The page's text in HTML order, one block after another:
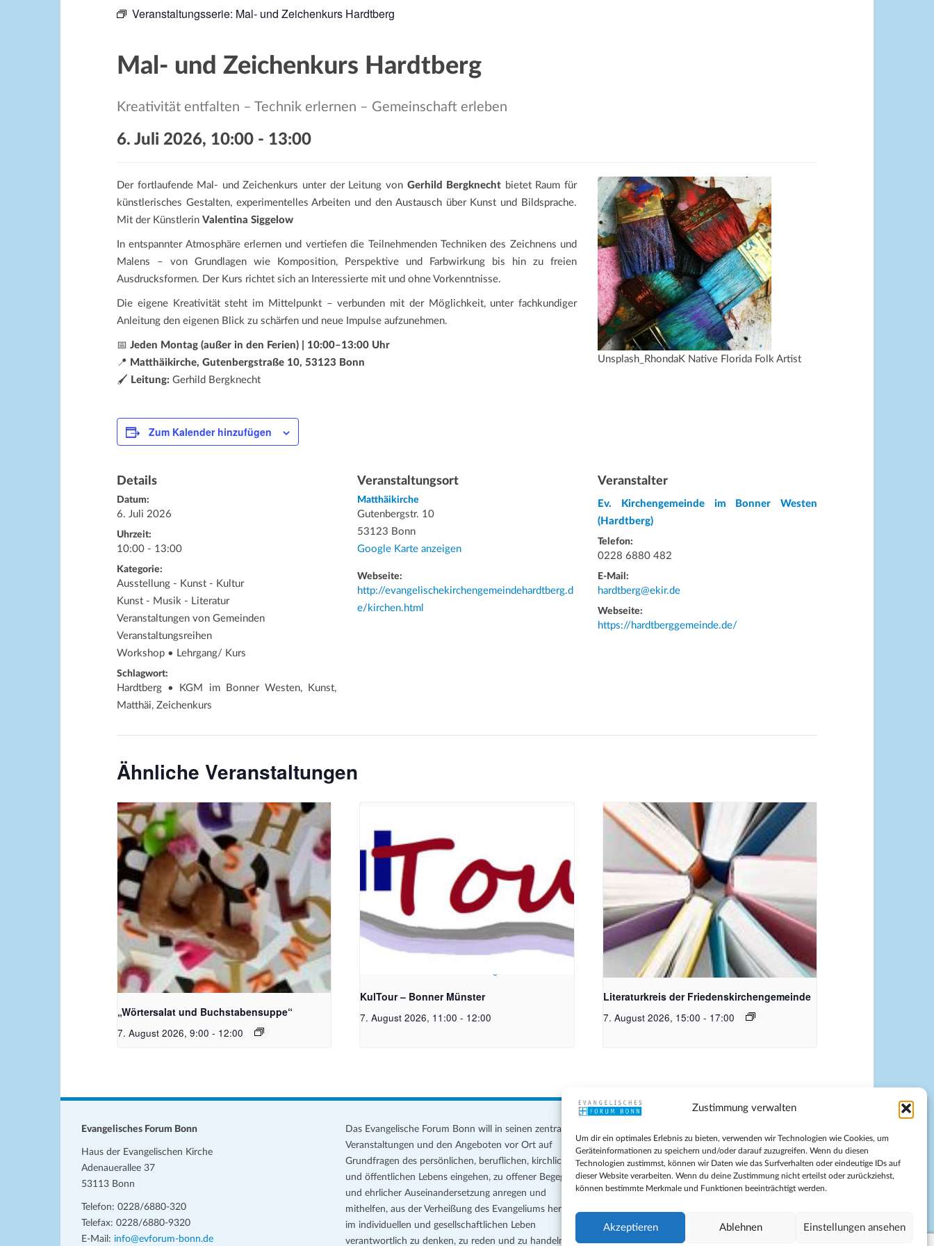
Zustimmung verwalten
Um dir ein optimales Erlebnis zu bieten, verwenden wir Technologien wie Cookies, um
Geräteinformationen zu speichern und/oder darauf zuzugreifen. Wenn du diesen
Technologien zustimmst, können wir Daten wie das Surfverhalten oder eindeutige IDs auf
dieser Website verarbeiten. Wenn du deine Zustimmung nicht erteilst oder zurückziehst,
können bestimmte Merkmale und Funktionen beeinträchtigt werden.
Akzeptieren Ablehnen Einstellungen ansehen
Veranstaltungsserie: Mal- und Zeichenkurs Hardtberg
Mal- und Zeichenkurs Hardtberg
Kreativität entfalten – Technik erlernen – Gemeinschaft erleben
6. Juli 2026, 10:00 - 13:00
Der fortlaufende Mal- und Zeichenkurs unter der Leitung von Gerhild Bergknecht bietet Raum für
künstlerisches Gestalten, experimentelles Arbeiten und den Austausch über Kunst und Bildsprache.
Mit der Künstlerin Valentina Siggelow
In entspannter Atmosphäre erlernen und vertiefen die Teilnehmenden Techniken des Zeichnens und
Malens – von Grundlagen wie Komposition, Perspektive und Farbwirkung bis hin zu freien
Ausdrucksformen. Der Kurs richtet sich an Interessierte mit und ohne Vorkenntnisse.
Die eigene Kreativität steht im Mittelpunkt – verbunden mit der Möglichkeit, unter fachkundiger
Anleitung den eigenen Blick zu schärfen und neue Impulse aufzunehmen.
📅 Jeden Montag (außer in den Ferien) | 10:00–13:00 Uhr
📍 Matthäikirche, Gutenbergstraße 10, 53123 Bonn
🖌️ Leitung: Gerhild Bergknecht
Unsplash_RhondaK Native Florida Folk Artist
Zum Kalender hinzufügen
Details
Datum:
6. Juli 2026
Uhrzeit:
10:00 - 13:00
Kategorie:
Ausstellung - Kunst - Kultur
Kunst - Musik - Literatur
Veranstaltungen von Gemeinden
Veranstaltungsreihen
Workshop • Lehrgang/ Kurs
Schlagwort:
Hardtberg • KGM im Bonner Westen, Kunst,
Matthäi, Zeichenkurs
Veranstaltungsort
Matthäikirche
Gutenbergstr. 10
53123 Bonn
Google Karte anzeigen
Webseite:
http://evangelischekirchengemeindehardtberg.d
e/kirchen.html
Veranstalter
Ev. Kirchengemeinde im Bonner Westen
(Hardtberg)
Telefon:
0228 6880 482
E-Mail:
hardtberg@ekir.de
Webseite:
https://hardtberggemeinde.de/
Ähnliche Veranstaltungen
Bildquelle_ Pixabay Free_Christoph
Meinersmann
„Wörtersalat und Buchstabensuppe“
7. August 2026, 9:00 - 12:00
KulTour – Bonner Münster
7. August 2026, 11:00 - 12:00
Bildquelle Pixabay
Literaturkreis der Friedenskirchengemeinde
7. August 2026, 15:00 - 17:00
Evangelisches Forum Bonn
Haus der Evangelischen Kirche
Adenauerallee 37
53113 Bonn
Telefon: 0228/6880-320
Telefax: 0228/6880-9320
E-Mail: info@evforum-bonn.de
Das Evangelische Forum Bonn will in seinen zentralen
Veranstaltungen und den Angeboten vor Ort auf
Grundfragen des persönlichen, beruflichen, kirchlichen
und öffentlichen Lebens eingehen, zu offener Begegnung
und ehrlicher Auseinandersetzung anregen und
mithelfen, aus der Verheißung des Evangeliums heraus
im individuellen und gesellschaftlichen Leben
verantwortlich zu denken, zu reden und zu handeln.
Datenschutz
Teilnahmebedingungen
Evangelische Kirche in Bonn
Cookie-Richtlinie (EU)